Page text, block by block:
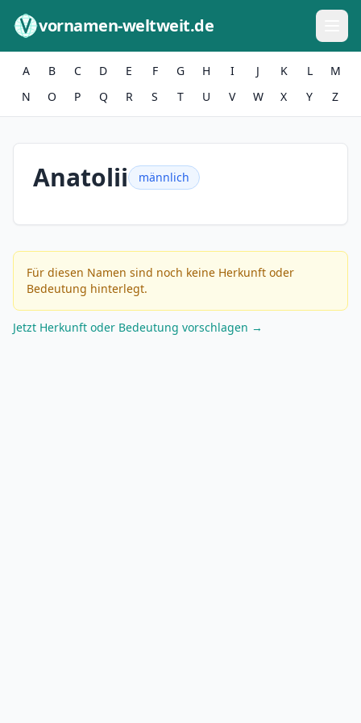
vornamen-weltweit.de
A B C D E F G H I J K L
M
N
O P Q R S T U V W X Y Z
Anatolii männlich
Für diesen Namen sind noch keine Herkunft oder
Bedeutung hinterlegt.
Jetzt Herkunft oder Bedeutung vorschlagen →